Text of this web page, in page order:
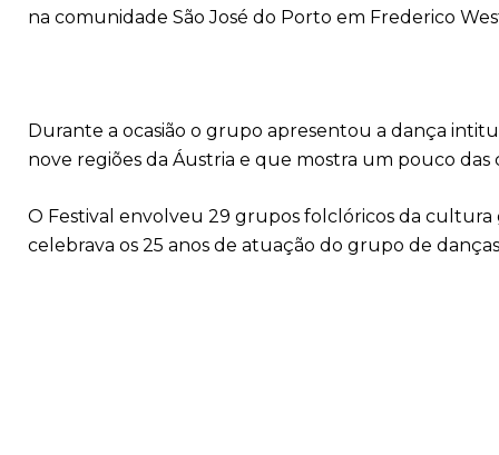
na comunidade São José do Porto em Frederico
Durante a ocasião o grupo apresentou a dança
nove regiões da Áustria e que mostra um pouco das
O Festival envolveu 29 grupos folclóricos da cultura
celebrava os 25 anos de atuação do grupo de